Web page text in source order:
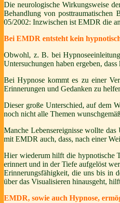
Die neurologische Wirkungsweise
Behandlung von posttraumatischen
05/2002: Inzwischen ist EMDR die
Bei EMDR entsteht kein
Obwohl, z. B. bei
Untersuchungen haben ergeben,
Bei Hypnose kommt es zu einer
Erinnerungen und Gedanken zu
Dieser große Unterschied, auf dem
noch nicht alle Themen
Manche Lebensereignisse wollte
mit EMDR auch, dass, nach einer
Hier wiederum hilft die hypnotische
erinnert und in der Tiefe aufgelöst
Erinnerungsfähigkeit, die uns bis in
über das Visualisieren hinausgeht,
EMDR, sowie auch Hypnose,